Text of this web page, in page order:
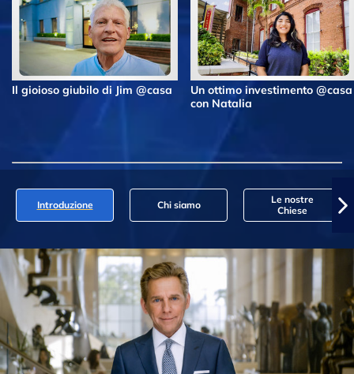
Il gioioso giubilo di Jim @casa
Un ottimo investimento @casa
con Natalia
Introduzione Chi siamo
Le nostre
Chiese